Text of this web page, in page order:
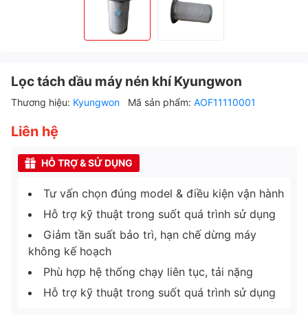
Lọc tách dầu máy nén khí Kyungwon
Thương hiệu: Kyungwon Mã sản phẩm: AOF11110001
Liên hệ
HỖ TRỢ & SỬ DỤNG
Tư vấn chọn đúng model & điều kiện vận hành
Hỗ trợ kỹ thuật trong suốt quá trình sử dụng
Giảm tần suất bảo trì, hạn chế dừng máy
không kế hoạch
Phù hợp hệ thống chạy liên tục, tải nặng
Hỗ trợ kỹ thuật trong suốt quá trình sử dụng